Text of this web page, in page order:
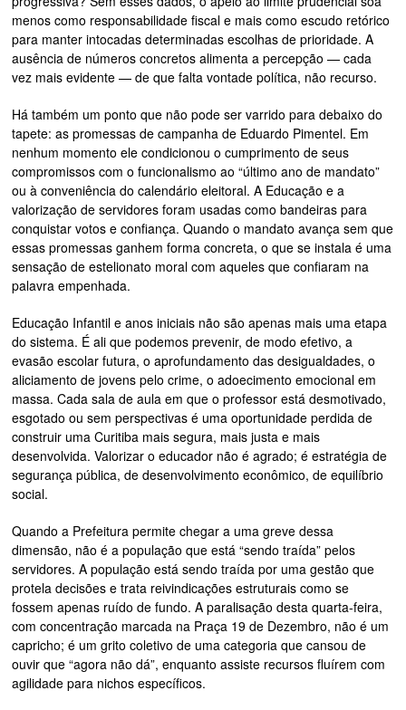
menos como responsabilidade fiscal e mais como escudo retórico
para manter intocadas determinadas escolhas de prioridade. A
ausência de números concretos alimenta a percepção — cada
vez mais evidente — de que falta vontade política, não recurso.
Há também um ponto que não pode ser varrido para debaixo do
tapete: as promessas de campanha de Eduardo Pimentel. Em
nenhum momento ele condicionou o cumprimento de seus
compromissos com o funcionalismo ao “último ano de mandato”
ou à conveniência do calendário eleitoral. A Educação e a
valorização de servidores foram usadas como bandeiras para
conquistar votos e confiança. Quando o mandato avança sem que
essas promessas ganhem forma concreta, o que se instala é uma
sensação de estelionato moral com aqueles que confiaram na
palavra empenhada.
Educação Infantil e anos iniciais não são apenas mais uma etapa
do sistema. É ali que podemos prevenir, de modo efetivo, a
evasão escolar futura, o aprofundamento das desigualdades, o
aliciamento de jovens pelo crime, o adoecimento emocional em
massa. Cada sala de aula em que o professor está desmotivado,
esgotado ou sem perspectivas é uma oportunidade perdida de
construir uma Curitiba mais segura, mais justa e mais
desenvolvida. Valorizar o educador não é agrado; é estratégia de
segurança pública, de desenvolvimento econômico, de equilíbrio
social.
Quando a Prefeitura permite chegar a uma greve dessa
dimensão, não é a população que está “sendo traída” pelos
servidores. A população está sendo traída por uma gestão que
protela decisões e trata reivindicações estruturais como se
fossem apenas ruído de fundo. A paralisação desta quarta-feira,
com concentração marcada na Praça 19 de Dezembro, não é um
capricho; é um grito coletivo de uma categoria que cansou de
ouvir que “agora não dá”, enquanto assiste recursos fluírem com
agilidade para nichos específicos.